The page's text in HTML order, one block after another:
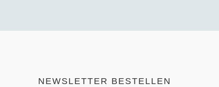
NEWSLETTER BESTELLEN